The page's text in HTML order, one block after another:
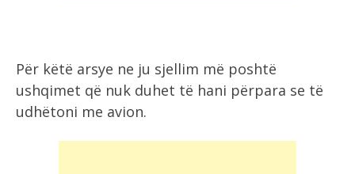
Për këtë arsye ne ju sjellim më poshtë
ushqimet që nuk duhet të hani përpara se të
udhëtoni me avion.